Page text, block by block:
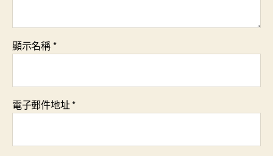
顯示名稱*
電子郵件地址*